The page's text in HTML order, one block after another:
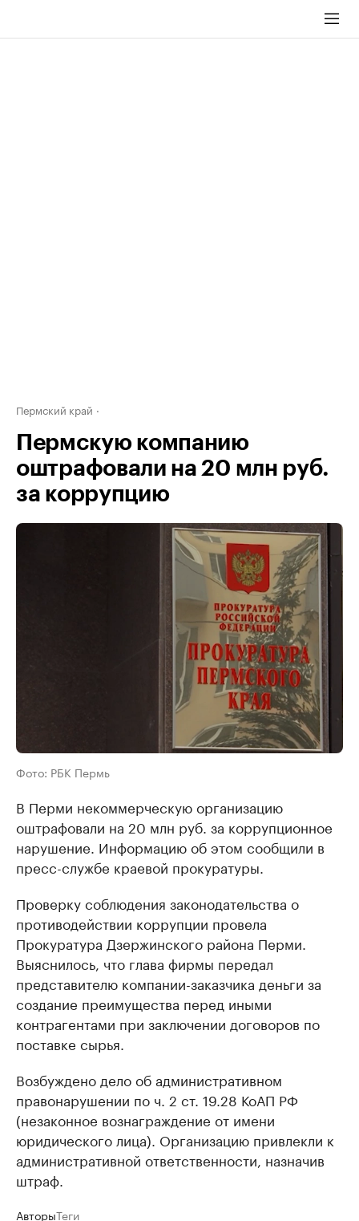
Пермский край
Пермскую компанию
оштрафовали на 20 млн руб.
за коррупцию
Фото: РБК Пермь
В Перми некоммерческую организацию
оштрафовали на 20 млн руб. за коррупционное
нарушение. Информацию об этом сообщили в
пресс-службе краевой прокуратуры.
Проверку соблюдения законодательства о
противодействии коррупции провела
Прокуратура Дзержинского района Перми.
Выяснилось, что глава фирмы передал
представителю компании-заказчика деньги за
создание преимущества перед иными
контрагентами при заключении договоров по
поставке сырья.
Возбуждено дело об административном
правонарушении по ч. 2 ст. 19.28 КоАП РФ
(незаконное вознаграждение от имени
юридического лица). Организацию привлекли к
административной ответственности, назначив
штраф.
АвторыТеги